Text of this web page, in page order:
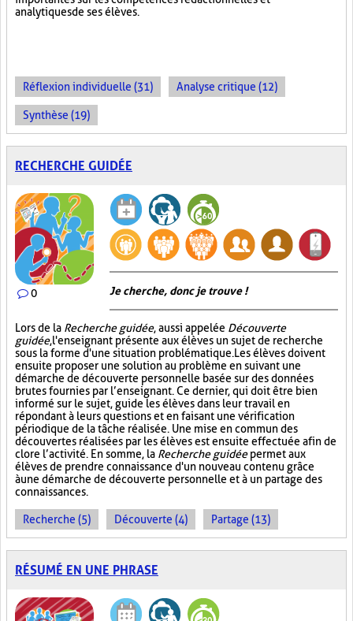
analytiques de ses élèves.
Réflexion individuelle (31) Analyse critique (12)
Synthèse (19)
RECHERCHE GUIDÉE
0 Je cherche, donc je trouve !
Lors de la Recherche guidée, aussi appelée Découverte
guidée, l'enseignant présente aux élèves un sujet de recherche
sous la forme d'une situation problématique. Les élèves doivent
ensuite proposer une solution au problème en suivant une
démarche de découverte personnelle basée sur des données
brutes fournies par l’enseignant. Ce dernier, qui doit être bien
informé sur le sujet, guide les élèves dans leur travail en
répondant à leurs questions et en faisant une vérification
périodique de la tâche réalisée. Une mise en commun des
découvertes réalisées par les élèves est ensuite effectuée afin de
clore l’activité. En somme, la Recherche guidéepermet aux
élèves de prendre connaissance d'un nouveau contenu grâce
à une démarche de découverte personnelle et à un partage des
connaissances.
Recherche (5) Découverte (4) Partage (13)
RÉSUMÉ EN UNE PHRASE